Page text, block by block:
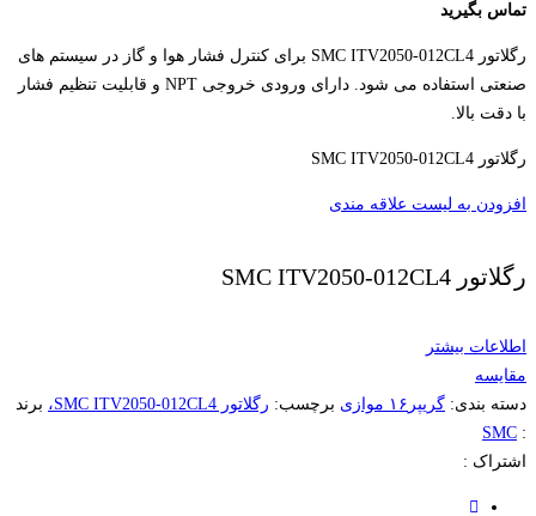
تماس بگیرید
رگلاتور SMC ITV2050-012CL4 برای کنترل فشار هوا و گاز در سیستم های
صنعتی استفاده می شود. دارای ورودی خروجی NPT و قابلیت تنظیم فشار
با دقت بالا.
رگلاتور SMC ITV2050-012CL4
افزودن به لیست علاقه مندی
رگلاتور SMC ITV2050-012CL4
اطلاعات بیشتر
مقایسه
دسته بندی: گریپر۱۶ موازی برچسب: رگلاتور SMC ITV2050-012CL4،
برند
:
SMC
اشتراک :